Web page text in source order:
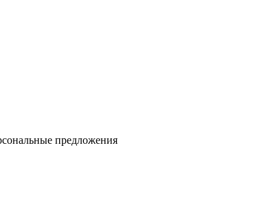
предложения